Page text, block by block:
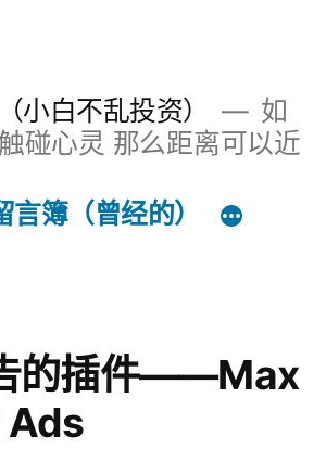
小白不乱投资）
如
碰心灵 那么距离可以近
言簿（曾经的）
的插件——Max
Ads